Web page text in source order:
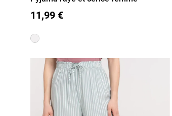
S M
11,99 €